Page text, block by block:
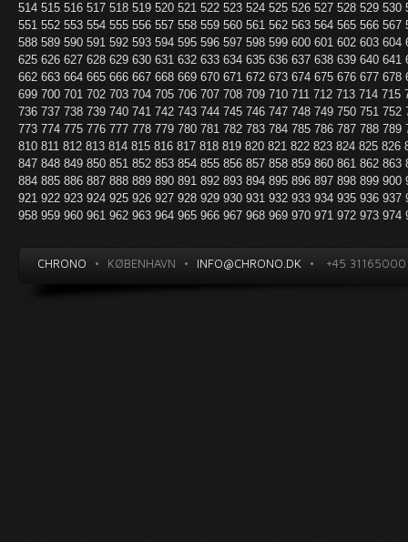
514 515 516 517 518 519 520 521 522 523 524 525 526 527 528 529 530
551 552 553 554 555 556 557 558 559 560 561 562 563 564 565 566 567
588 589 590 591 592 593 594 595 596 597 598 599 600 601 602 603 604
625 626 627 628 629 630 631 632 633 634 635 636 637 638 639 640 641
662 663 664 665 666 667 668 669 670 671 672 673 674 675 676 677 678
699 700 701 702 703 704 705 706 707 708 709 710 711 712 713 714 715
736 737 738 739 740 741 742 743 744 745 746 747 748 749 750 751 752
773 774 775 776 777 778 779 780 781 782 783 784 785 786 787 788 789
810 811 812 813 814 815 816 817 818 819 820 821 822 823 824 825 826
847 848 849 850 851 852 853 854 855 856 857 858 859 860 861 862 863
884 885 886 887 888 889 890 891 892 893 894 895 896 897 898 899 900
921 922 923 924 925 926 927 928 929 930 931 932 933 934 935 936 937
958 959 960 961 962 963 964 965 966 967 968 969 970 971 972 973 974
CHRONO • KØBENHAVN • INFO@CHRONO.DK • +45 31165000